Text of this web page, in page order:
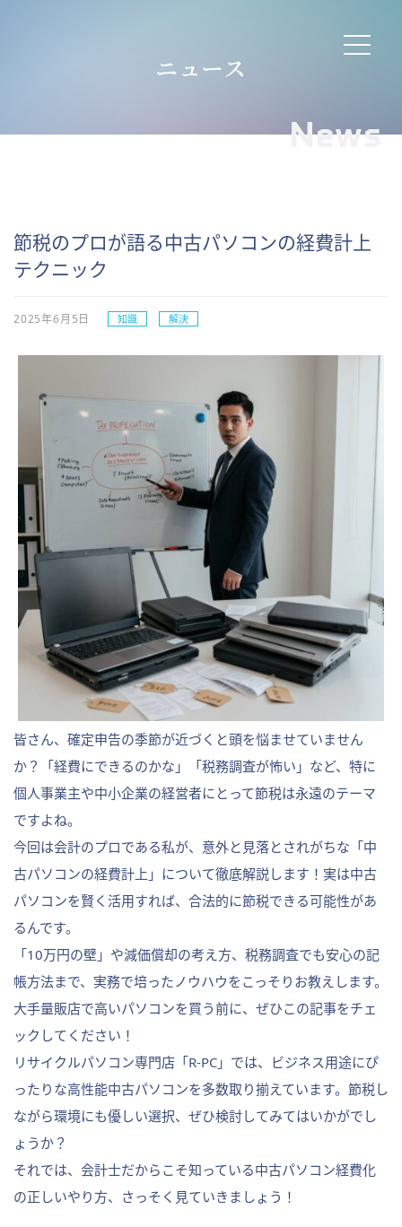
ニュース
News
節税のプロが語る中古パソコンの経費計上
テクニック
2025年6月5日 知識 解決
皆さん、確定申告の季節が近づくと頭を悩ませていません
か？「経費にできるのかな」「税務調査が怖い」など、特に
個人事業主や中小企業の経営者にとって節税は永遠のテーマ
ですよね。
今回は会計のプロである私が、意外と見落とされがちな「中
古パソコンの経費計上」について徹底解説します！実は中古
パソコンを賢く活用すれば、合法的に節税できる可能性があ
るんです。
「10万円の壁」や減価償却の考え方、税務調査でも安心の記
帳方法まで、実務で培ったノウハウをこっそりお教えします。
大手量販店で高いパソコンを買う前に、ぜひこの記事をチェ
ックしてください！
リサイクルパソコン専門店「R-PC」では、ビジネス用途にぴ
ったりな高性能中古パソコンを多数取り揃えています。節税し
ながら環境にも優しい選択、ぜひ検討してみてはいかがでし
ょうか？
それでは、会計士だからこそ知っている中古パソコン経費化
の正しいやり方、さっそく見ていきましょう！